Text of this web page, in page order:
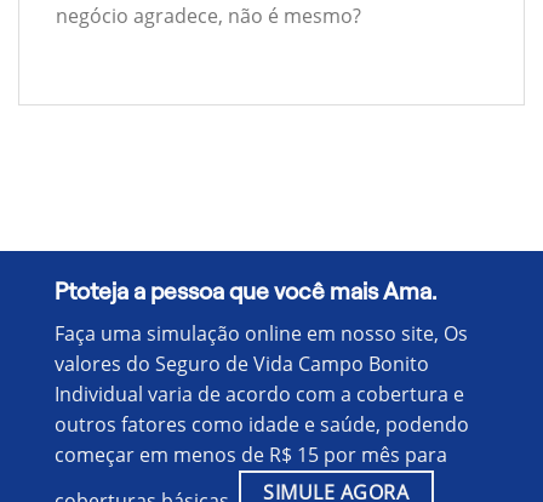
negócio agradece, não é mesmo?
Ptoteja a pessoa que você mais Ama.
Faça uma simulação online em nosso site, Os
valores do Seguro de Vida Campo Bonito
Individual varia de acordo com a cobertura e
outros fatores como idade e saúde, podendo
começar em menos de R$ 15 por mês para
SIMULE AGORA